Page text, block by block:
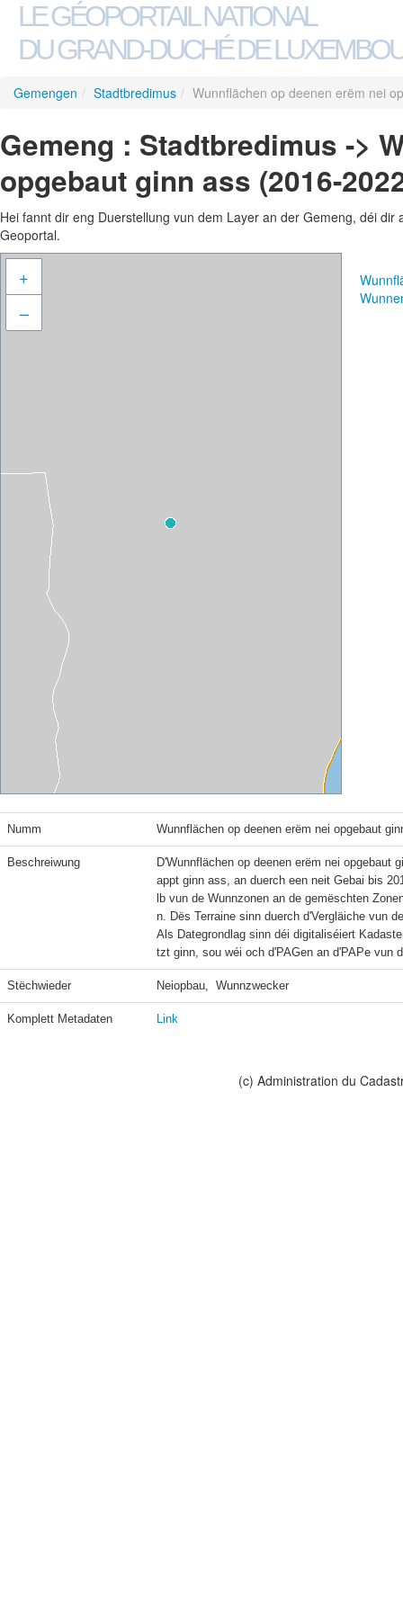
LE GÉOPORTAIL NATIONAL
DU GRAND-DUCHÉ DE
Gemengen / Stadtbredimus / Wunnflächen op deenen erëm nei
Gemeng : Stadtbredimus ->
opgebaut ginn ass (2016-
Hei fannt dir eng Duerstellung vun dem Layer an der Gemeng, déi
Geoportal.
+
–
Numm Wunnflächen op deenen erëm nei opgebaut
Beschreiwung
D'Wunnflächen op deenen erëm nei opgebaut
appt ginn ass, an duerch een neit Gebai bis
lb vun de Wunnzonen an de gemëschten
n. Dës Terraine sinn duerch d'Vergläiche vun
Als Dategrondlag sinn déi digitaliséiert
tzt ginn, sou wéi och d'PAGen an d'PAPe vun
Stëchwieder Neiopbau,  Wunnzwecker
Komplett Metadaten Link
(c) Administration du